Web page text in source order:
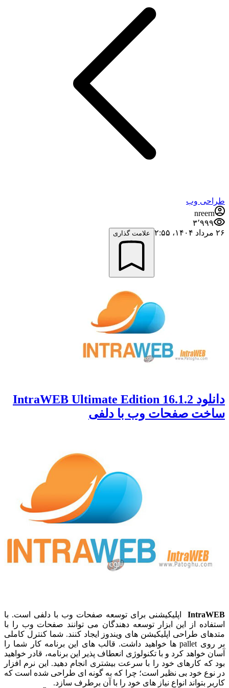
طراحی وب
nreern
۳٬۹۹۹
۲۶ مرداد ۱۴۰۴،‏ ۲:۵۵
علامت گذاری
دانلود IntraWEB Ultimate Edition 16.1.2
ساخت صفحات وب با دلفی
IntraWEB اپلیکیشنی برای توسعه صفحات وب با دلفی است. با
استفاده از این ابزار توسعه دهندگان می توانند صفحات وب را با
متدهای طراحی اپلیکیشن های ویندوز ایجاد کنند. شما کنترل کاملی
بر روی pallet ها خواهید داشت. قالب های این برنامه کار شما را
آسان خواهد کرد و با تکنولوژی انعطاف پذیر این برنامه، قادر خواهید
بود که کارهای خود را با سرعت بیشتری انجام دهید. این نرم افزار
در نوع خود بی نظیر است؛ چرا که به گونه ای طراحی شده است که
کاربر بتواند انواع نیاز های خود را با آن برطرف سازد.